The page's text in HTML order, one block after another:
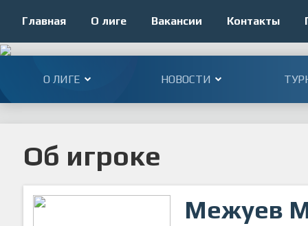
Главная О лиге Вакансии Контакты
О ЛИГЕ НОВОСТИ
Об игроке
Межуев